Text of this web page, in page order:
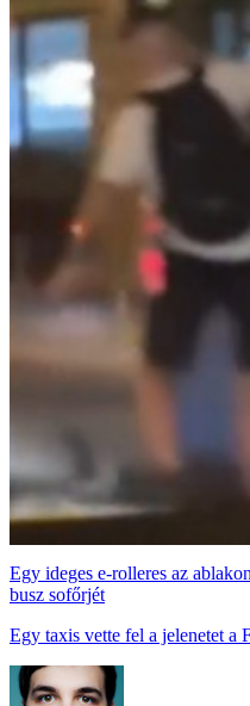
Egy ideges e-rolleres az
busz sofőrjét
Egy taxis vette fel a jelenetet a